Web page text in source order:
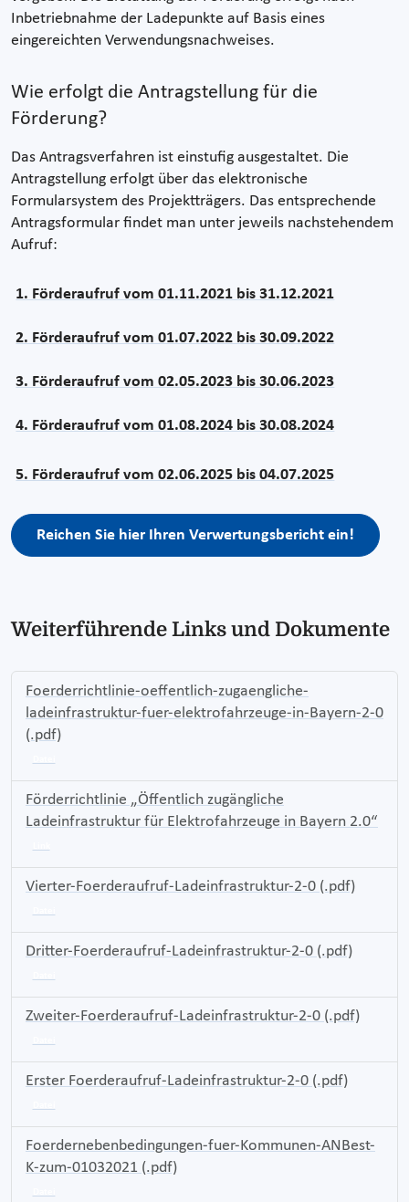
Inbetriebnahme der Ladepunkte auf Basis eines
eingereichten Verwendungsnachweises.
Wie erfolgt die Antragstellung für die
Förderung?
Das Antragsverfahren ist einstufig ausgestaltet. Die
Antragstellung erfolgt über das elektronische
Formularsystem des Projektträgers. Das entsprechende
Antragsformular findet man unter jeweils nachstehendem
Aufruf:
1. Förderaufruf vom 01.11.2021 bis 31.12.2021
2. Förderaufruf vom 01.07.2022 bis 30.09.2022
3. Förderaufruf vom 02.05.2023 bis 30.06.2023
4. Förderaufruf vom 01.08.2024 bis 30.08.2024
5. Förderaufruf vom 02.06.2025 bis 04.07.2025
Reichen Sie hier Ihren Verwertungsbericht ein!
Weiterführende Links und Dokumente
Foerderrichtlinie-oeffentlich-zugaengliche-
ladeinfrastruktur-fuer-elektrofahrzeuge-in-Bayern-2-0
(.pdf)
Förderrichtlinie „Öffentlich zugängliche
Ladeinfrastruktur für Elektrofahrzeuge in Bayern 2.0“
Vierter-Foerderaufruf-Ladeinfrastruktur-2-0 (.pdf)
Dritter-Foerderaufruf-Ladeinfrastruktur-2-0 (.pdf)
Zweiter-Foerderaufruf-Ladeinfrastruktur-2-0 (.pdf)
Erster Foerderaufruf-Ladeinfrastruktur-2-0 (.pdf)
Foerdernebenbedingungen-fuer-Kommunen-ANBest-
K-zum-01032021 (.pdf)